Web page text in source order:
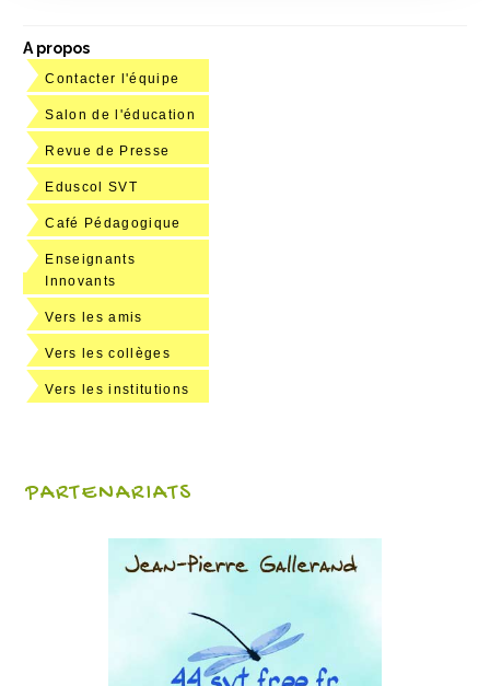
A propos
Contacter l'équipe
Salon de l'éducation
Revue de Presse
Eduscol SVT
Café Pédagogique
Enseignants
Innovants
Vers les amis
Vers les collèges
Vers les institutions
PARTENARIATS